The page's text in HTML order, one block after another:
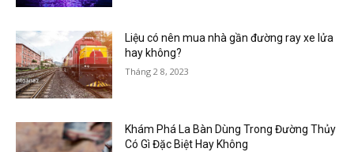
Liệu có nên mua nhà gần đường ray xe lửa
hay không?
Tháng 2 8, 2023
Khám Phá La Bàn Dùng Trong Đường Thủy
Có Gì Đặc Biệt Hay Không